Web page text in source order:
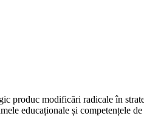
produc modificări radicale în
educaționale și competențele